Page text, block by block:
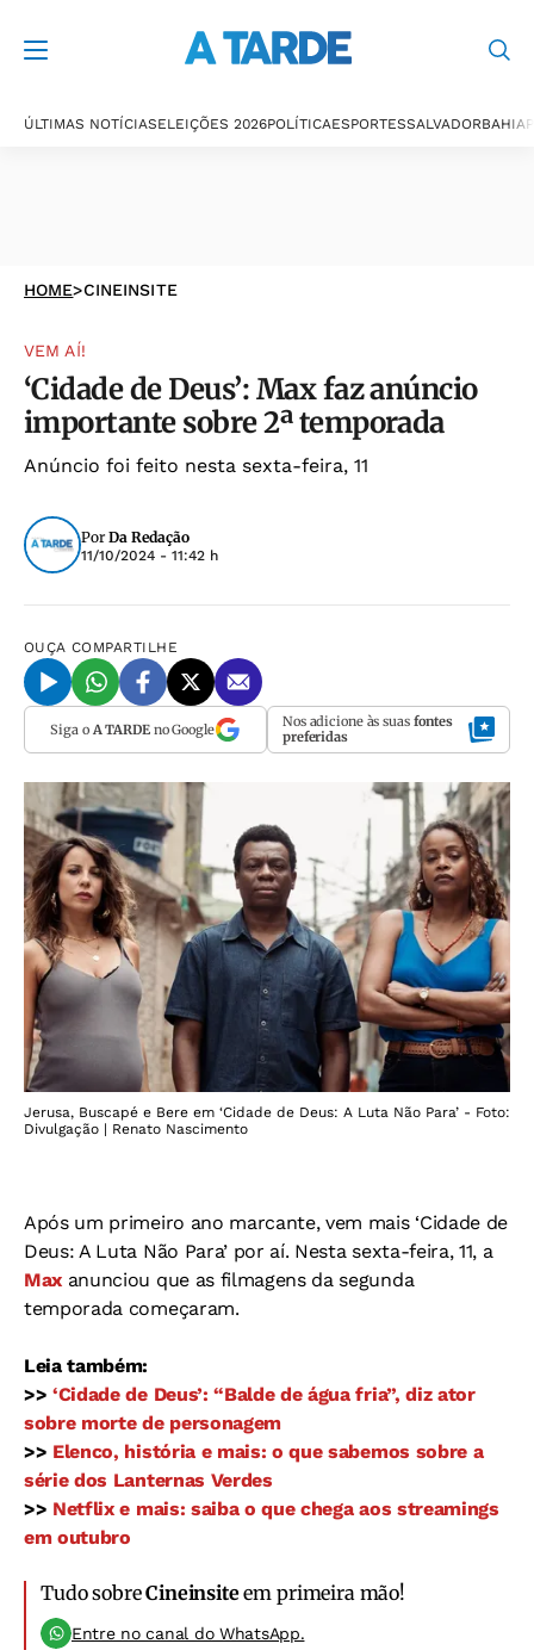
ÚLTIMAS NOTÍCIASELEIÇÕES 2026POLÍTICAESPORTESSALVADORBAHIA
HOME>CINEINSITE
VEM AÍ!
‘Cidade de Deus’: Max faz anúncio
importante sobre 2ª temporada
Anúncio foi feito nesta sexta-feira, 11
Por Da Redação
11/10/2024 - 11:42 h
OUÇA COMPARTILHE
Siga o A TARDEno Google Nos adicione às suas fontes
preferidas
Jerusa, Buscapé e Bere em ‘Cidade de Deus: A Luta Não Para’ - Foto:
Divulgação | Renato Nascimento
Após um primeiro ano marcante, vem mais ‘Cidade de
Deus: A Luta Não Para’ por aí. Nesta sexta-feira, 11, a
Max anunciou que as filmagens da segunda
temporada começaram.
Leia também:
>>‘Cidade de Deus’: “Balde de água fria”, diz ator
sobre morte de personagem
>> Elenco, história e mais: o que sabemos sobre a
série dos Lanternas Verdes
>> Netflix e mais: saiba o que chega aos streamings
em outubro
Tudo sobreCineinsiteem primeira mão!
Entre no canal do WhatsApp.